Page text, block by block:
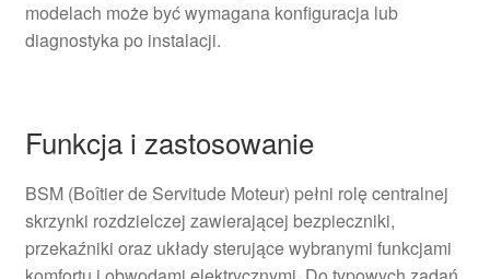
modelach może być wymagana konfiguracja lub
diagnostyka po instalacji.
Funkcja i zastosowanie
BSM (Boîtier de Servitude Moteur) pełni rolę centralnej
skrzynki rozdzielczej zawierającej bezpieczniki,
przekaźniki oraz układy sterujące wybranymi funkcjami